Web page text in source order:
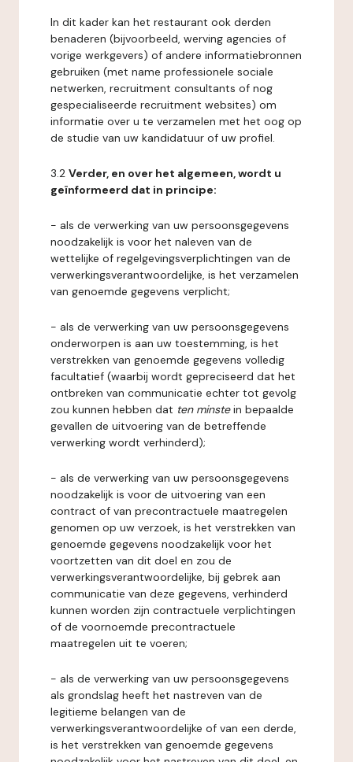
In dit kader kan het restaurant ook derden
benaderen (bijvoorbeeld, werving agencies of
vorige werkgevers) of andere informatiebronnen
gebruiken (met name professionele sociale
netwerken, recruitment consultants of nog
gespecialiseerde recruitment websites) om
informatie over u te verzamelen met het oog op
de studie van uw kandidatuur of uw profiel.
3.2 Verder, en over het algemeen, wordt u
geïnformeerd dat in principe:
- als de verwerking van uw persoonsgegevens
noodzakelijk is voor het naleven van de
wettelijke of regelgevingsverplichtingen van de
verwerkingsverantwoordelijke, is het verzamelen
van genoemde gegevens verplicht;
- als de verwerking van uw persoonsgegevens
onderworpen is aan uw toestemming, is het
verstrekken van genoemde gegevens volledig
facultatief (waarbij wordt gepreciseerd dat het
ontbreken van communicatie echter tot gevolg
zou kunnen hebben dat ten minstein bepaalde
gevallen de uitvoering van de betreffende
verwerking wordt verhinderd);
- als de verwerking van uw persoonsgegevens
noodzakelijk is voor de uitvoering van een
contract of van precontractuele maatregelen
genomen op uw verzoek, is het verstrekken van
genoemde gegevens noodzakelijk voor het
voortzetten van dit doel en zou de
verwerkingsverantwoordelijke, bij gebrek aan
communicatie van deze gegevens, verhinderd
kunnen worden zijn contractuele verplichtingen
of de voornoemde precontractuele
maatregelen uit te voeren;
- als de verwerking van uw persoonsgegevens
als grondslag heeft het nastreven van de
legitieme belangen van de
verwerkingsverantwoordelijke of van een derde,
is het verstrekken van genoemde gegevens